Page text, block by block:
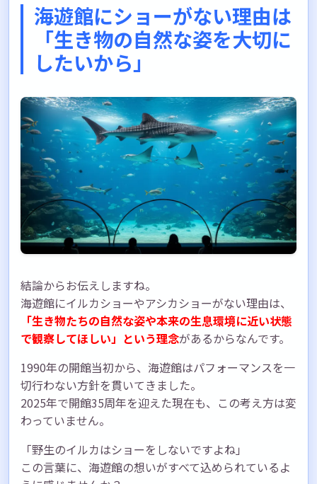
レストランは軽食メイン
2025年は開館35周年！特別イベントも開催中
まとめ：海遊館はショーがなくても十分に楽
しめる水族館
に会いに行ってみてください
海遊館にショーがない理由は
「生き物の自然な姿を大切に
したいから」
結論からお伝えしますね。
海遊館にイルカショーやアシカショーがない理由は、
「生き物たちの自然な姿や本来の生息環境に近い状態
で観察してほしい」という理念があるからなんです。
1990年の開館当初から、海遊館はパフォーマンスを一
切行わない方針を貫いてきました。
2025年で開館35周年を迎えた現在も、この考え方は変
わっていません。
「野生のイルカはショーをしないですよね」
この言葉に、海遊館の想いがすべて込められているよ